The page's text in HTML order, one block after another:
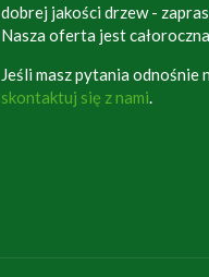
dobrej jakości drzew -
Nasza oferta jest całoroczna.
Jeśli masz pytania odnośnie
skontaktuj się z nami